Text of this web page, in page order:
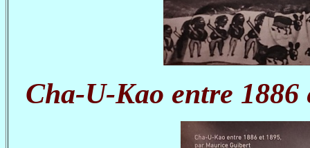
Cha-U-Kao entre